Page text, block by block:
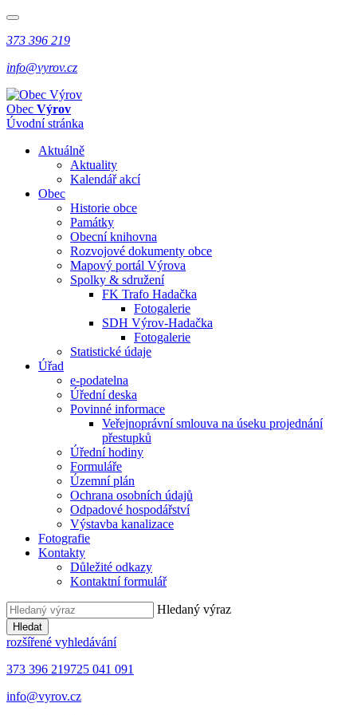
373 396 219
info@vyrov.cz
Obec Výrov
Úvodní stránka
Aktuálně
Aktuality
Kalendář akcí
Obec
Historie obce
Památky
Obecní knihovna
Rozvojové dokumenty obce
Mapový portál Výrova
Spolky & sdružení
FK Trafo Hadačka
Fotogalerie
SDH Výrov-Hadačka
Fotogalerie
Statistické údaje
Úřad
e-podatelna
Úřední deska
Povinné informace
Veřejnoprávní smlouva na úseku projednání
přestupků
Úřední hodiny
Formuláře
Územní plán
Ochrana osobních údajů
Odpadové hospodářství
Výstavba kanalizace
Fotografie
Kontakty
Důležité odkazy
Kontaktní formulář
Hledaný výraz
Hledat
rozšířené vyhledávání
373 396 219725 041 091
info@vyrov.cz